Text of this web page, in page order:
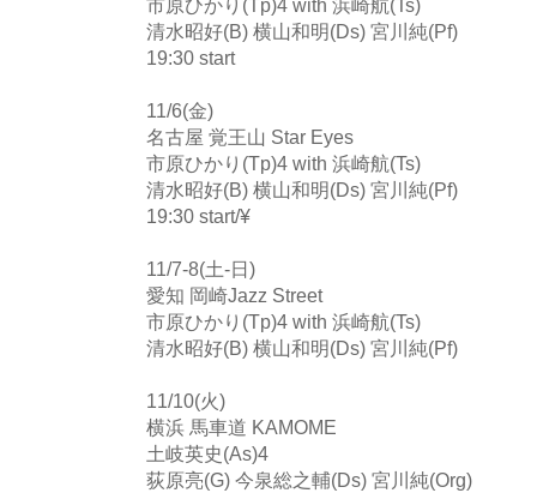
市原ひかり(Tp)4 with 浜崎航(Ts)
清水昭好(B) 横山和明(Ds) 宮川純(Pf)
19:30 start
11/6(金)
名古屋 覚王山 Star Eyes
市原ひかり(Tp)4 with 浜崎航(Ts)
清水昭好(B) 横山和明(Ds) 宮川純(Pf)
19:30 start/¥
11/7-8(土-日)
愛知 岡崎Jazz Street
市原ひかり(Tp)4 with 浜崎航(Ts)
清水昭好(B) 横山和明(Ds) 宮川純(Pf)
11/10(火)
横浜 馬車道 KAMOME
土岐英史(As)4
荻原亮(G) 今泉総之輔(Ds) 宮川純(Org)